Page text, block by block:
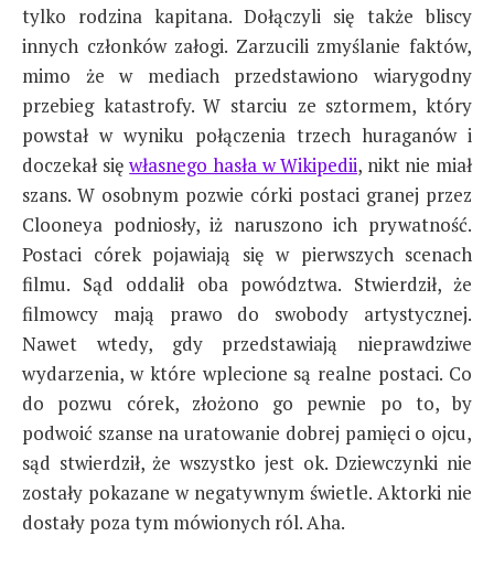
tylko rodzina kapitana. Dołączyli się także bliscy
innych członków załogi. Zarzucili zmyślanie faktów,
mimo że w mediach przedstawiono wiarygodny
przebieg katastrofy. W starciu ze sztormem, który
powstał w wyniku połączenia trzech huraganów i
doczekał sięwłasnego hasła w Wikipedii, nikt nie miał
szans. W osobnym pozwie córki postaci granej przez
Clooneya podniosły, iż naruszono ich prywatność.
Postaci córek pojawiają się w pierwszych scenach
filmu. Sąd oddalił oba powództwa. Stwierdził, że
filmowcy mają prawo do swobody artystycznej.
Nawet wtedy, gdy przedstawiają nieprawdziwe
wydarzenia, w które wplecione są realne postaci. Co
do pozwu córek, złożono go pewnie po to, by
podwoić szanse na uratowanie dobrej pamięci o ojcu,
sąd stwierdził, że wszystko jest ok. Dziewczynki nie
zostały pokazane w negatywnym świetle. Aktorki nie
dostały poza tym mówionych ról. Aha.